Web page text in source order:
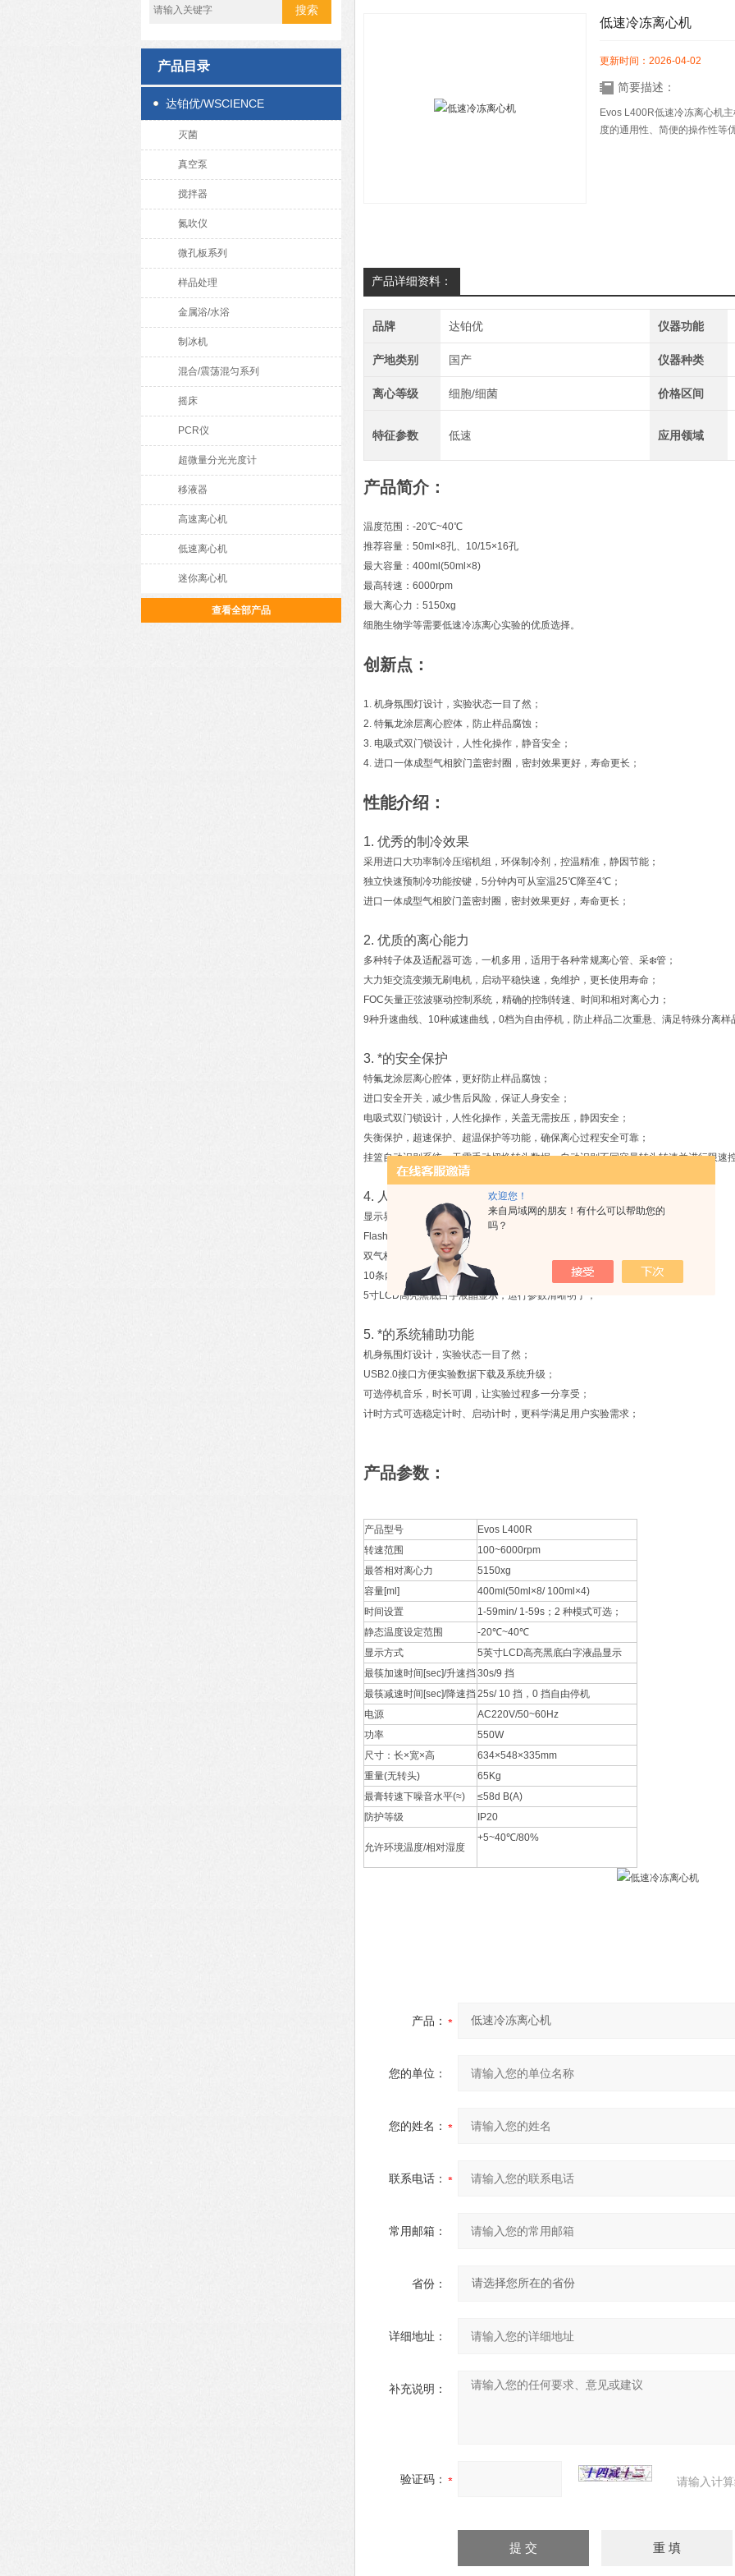
欢迎您！
来自局域网的朋友！有什么可以帮助您的
吗？
产品目录
达铂优/WSCIENCE
灭菌
真空泵
搅拌器
氮吹仪
微孔板系列
样品处理
金属浴/水浴
制冰机
混合/震荡混匀系列
摇床
PCR仪
超微量分光光度计
移液器
高速离心机
低速离心机
迷你离心机
查看全部产品
低速冷冻离心机
更新时间：2026-04-02
简要描述：
Evos L400R低速冷冻离心机
度的通用性、简便的操作性等
产品详细资料：
品牌 达铂优 仪器功能
产地类别 国产 仪器种类
离心等级 细胞/细菌 价格区间
特征参数 低速 应用领域
产品简介：
温度范围：-20℃~40℃
推荐容量：50ml×8孔、10/15×16孔
最大容量：400ml(50ml×8)
最高转速：6000rpm
最大离心力：5150xg
细胞生物学等需要低速冷冻离心实验的优质选择。
创新点：
1. 机身氛围灯设计，实验状态一目了然；
2. 特氟龙涂层离心腔体，防止样品腐蚀；
3. 电吸式双门锁设计，人性化操作，静音安全；
4. 进口一体成型气相胶门盖密封圈，密封效果更好，寿命更长；
性能介绍：
1. 优秀的制冷效果
采用进口大功率制冷压缩机组，环保制冷剂，控温精准，静因节能；
独立快速预制冷功能按键，5分钟内可从室温25℃降至4℃；
进口一体成型气相胶门盖密封圈，密封效果更好，寿命更长；
2. 优质的离心能力
多种转子体及适配器可选，一机多用，适用于各种常规离心管、采❄️管；
大力矩交流变频无刷电机，启动平稳快速，免维护，更长使用寿命；
FOC矢量正弦波驱动控制系统，精确的控制转速、时间和相对离心力；
9种升速曲线、10种减速曲线，0档为自由停机，防止样品二次重悬、满足特殊分离
3. *的安全保护
特氟龙涂层离心腔体，更好防止样品腐蚀；
进口安全开关，减少售后风险，保证人身安全；
电吸式双门锁设计，人性化操作，关盖无需按压，静因安全；
失衡保护，超速保护、超温保护等功能，确保离心过程安全可靠；
挂篮自动识别系统，无需手动切换转头数据，自动识别不同容量转头转速并进行限速
4. 人性化的操作
显示界面支持中英文菜单切换；
Flash按键可完成瞬时点动离心，操作便捷；
双气杆支撑门盖，开关门更稳定顺畅，支持多种开盖角度；
10条内置自定义存储程序，面板5个直接调取程序按键，一键直达目标程序；
5寸LCD高亮黑底白字液晶显示，运行参数清晰明了；
5. *的系统辅助功能
机身氛围灯设计，实验状态一目了然；
USB2.0接口方便实验数据下载及系统升级；
可选停机音乐，时长可调，让实验过程多一分享受；
计时方式可选稳定计时、启动计时，更科学满足用户实验需求；
产品参数：
产品型号
Evos L400R
转速范围
100~6000rpm
最答相对离心力
5150xg
容量[ml]
400ml(50ml×8/ 100ml×4)
时间设置
1-59min/ 1-59s；2 种模式可选；
静态温度设定范围
-20℃~40℃
显示方式
5英寸LCD高亮黑底白字液晶显示
最筷加速时间[sec]/升速挡 30s/9 挡
最筷减速时间[sec]/降速挡 25s/ 10 挡，0 挡自由停机
电源
AC220V/50~60Hz
功率
550W
尺寸：长×宽×高
634×548×335mm
重量(无转头)
65Kg
最膏转速下噪音水平(≈)
≤58d B(A)
防护等级
IP20
允许环境温度/相对湿度
+5~40℃/80%
产品：
您的单位：
您的姓名：
联系电话：
常用邮箱：
省份：
详细地址：
补充说明：
验证码： 请输入计